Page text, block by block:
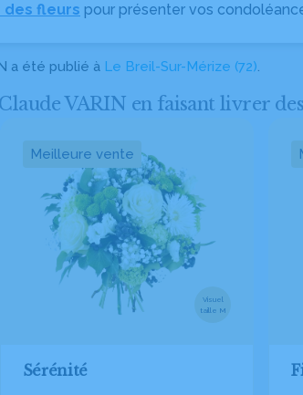
fleurs pour présenter vos
a été publié à Le Breil-Sur-Mérize (72).
VARIN en faisant livrer
Meilleure vente
Visuel
taille M
Sérénité